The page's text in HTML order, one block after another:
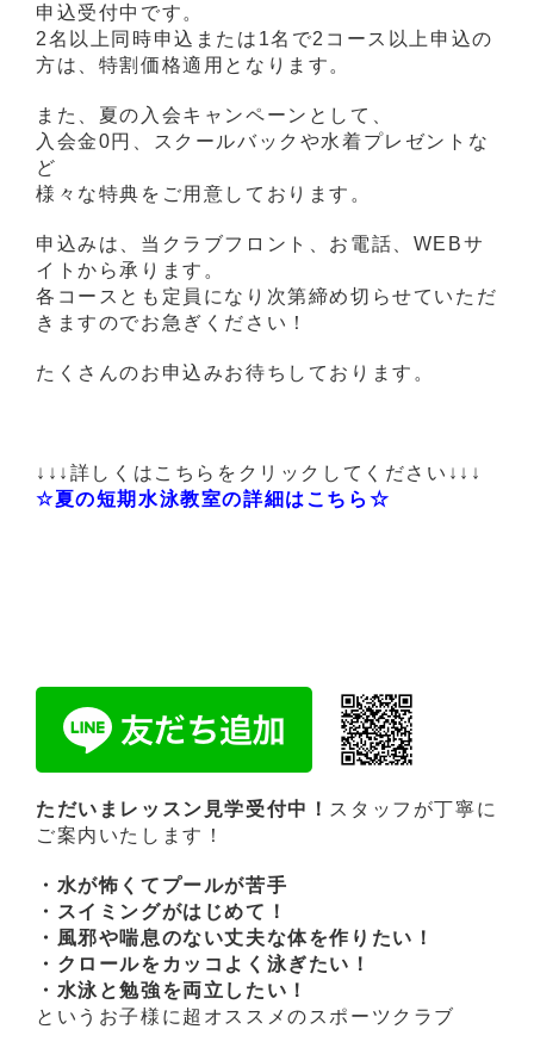
申込受付中です。
2名以上同時申込または1名で2コース以上申込の
方は、特割価格適用となります。
また、夏の入会キャンペーンとして、
入会金0円、スクールバックや水着プレゼントな
ど
様々な特典をご用意しております。
申込みは、当クラブフロント、お電話、WEBサ
イトから承ります。
各コースとも定員になり次第締め切らせていただ
きますのでお急ぎください！
たくさんのお申込みお待ちしております。
↓↓↓詳しくはこちらをクリックしてください↓↓↓
☆夏の短期水泳教室の詳細はこちら☆
ただいまレッスン見学受付中！ スタッフが丁寧に
ご案内いたします！
・水が怖くてプールが苦手
・スイミングがはじめて！
・風邪や喘息のない丈夫な体を作りたい！
・クロールをカッコよく泳ぎたい！
・水泳と勉強を両立したい！
というお子様に超オススメのスポーツクラブ